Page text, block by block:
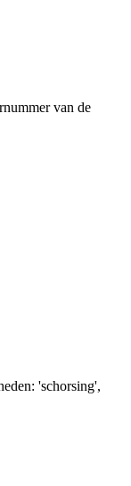
van de
'schorsing',